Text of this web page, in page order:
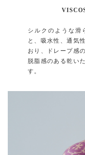
シルクのような滑
と、吸水性、通気
おり、ドレープ感
脱脂感のある乾い
す。